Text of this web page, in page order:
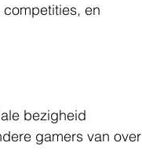
en
bezigheid
gamers van over